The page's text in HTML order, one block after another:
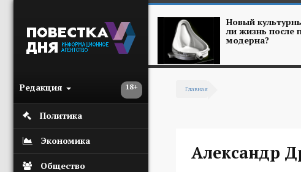
18+
Редакция
Политика
Экономика
Общество
Новый
ли жизнь после
модерна?
Главная
Александр